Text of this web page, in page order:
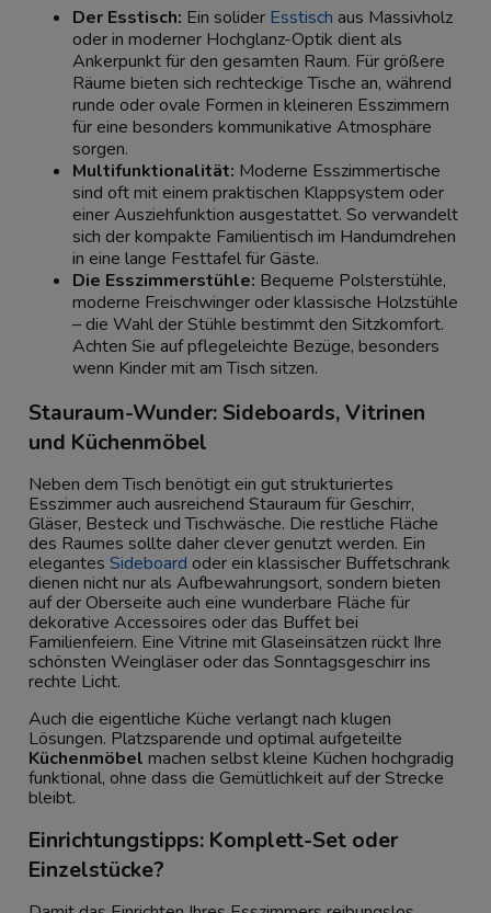
Der Esstisch: Ein solider Esstisch aus Massivholz
oder in moderner Hochglanz-Optik dient als
Ankerpunkt für den gesamten Raum. Für größere
Räume bieten sich rechteckige Tische an, während
runde oder ovale Formen in kleineren Esszimmern
für eine besonders kommunikative Atmosphäre
sorgen.
Multifunktionalität: Moderne Esszimmertische
sind oft mit einem praktischen Klappsystem oder
einer Ausziehfunktion ausgestattet. So verwandelt
sich der kompakte Familientisch im Handumdrehen
in eine lange Festtafel für Gäste.
Die Esszimmerstühle: Bequeme Polsterstühle,
moderne Freischwinger oder klassische Holzstühle
– die Wahl der Stühle bestimmt den Sitzkomfort.
Achten Sie auf pflegeleichte Bezüge, besonders
wenn Kinder mit am Tisch sitzen.
Stauraum-Wunder: Sideboards, Vitrinen
und Küchenmöbel
Neben dem Tisch benötigt ein gut strukturiertes
Esszimmer auch ausreichend Stauraum für Geschirr,
Gläser, Besteck und Tischwäsche. Die restliche Fläche
des Raumes sollte daher clever genutzt werden. Ein
elegantes Sideboard oder ein klassischer Buffetschrank
dienen nicht nur als Aufbewahrungsort, sondern bieten
auf der Oberseite auch eine wunderbare Fläche für
dekorative Accessoires oder das Buffet bei
Familienfeiern. Eine Vitrine mit Glaseinsätzen rückt Ihre
schönsten Weingläser oder das Sonntagsgeschirr ins
rechte Licht.
Auch die eigentliche Küche verlangt nach klugen
Lösungen. Platzsparende und optimal aufgeteilte
Küchenmöbel machen selbst kleine Küchen hochgradig
funktional, ohne dass die Gemütlichkeit auf der Strecke
bleibt.
Einrichtungstipps: Komplett-Set oder
Einzelstücke?